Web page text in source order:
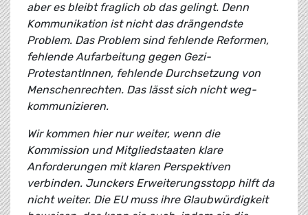
aber es bleibt fraglich ob das gelingt. Denn
Kommunikation ist nicht das drängendste
Problem. Das Problem sind fehlende Reformen,
fehlende Aufarbeitung gegen Gezi-
ProtestantInnen, fehlende Durchsetzung von
Menschenrechten. Das lässt sich nicht weg-
kommunizieren.
Wir kommen hier nur weiter, wenn die
Kommission und Mitgliedstaaten klare
Anforderungen mit klaren Perspektiven
verbinden. Junckers Erweiterungsstopp hilft da
nicht weiter. Die EU muss ihre Glaubwürdigkeit